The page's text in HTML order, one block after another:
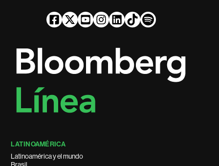
LATINOAMÉRICA
Latinoamérica y el mundo